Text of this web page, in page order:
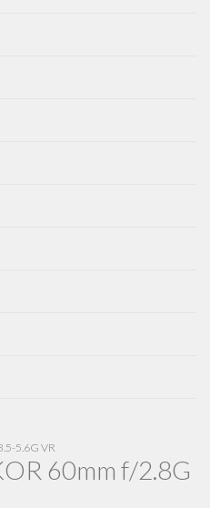
5.6G VR
60mm f/2.8G